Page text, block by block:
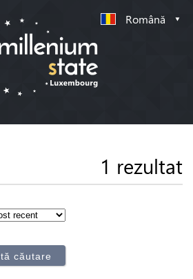
Română
1 rezultat
căutare